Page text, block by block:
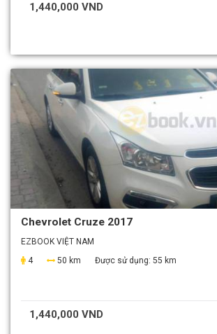
1,440,000 VND
Chevrolet Cruze 2017
EZBOOK VIỆT NAM
4
50 km Được sử dụng: 55 km
1,440,000 VND